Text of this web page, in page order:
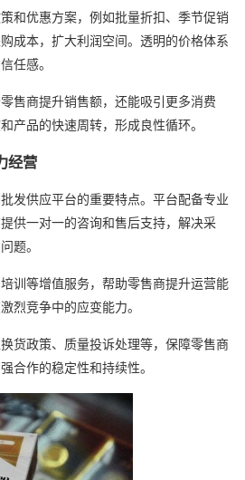
和优惠方案，例如批量折扣、季节促销
成本，扩大利润空间。透明的价格体系
任感。
售商提升销售额，还能吸引更多消费
产品的快速周转，形成良性循环。
经营
发供应平台的重要特点。平台配备专业
供一对一的咨询和售后支持，解决采
题。
训等增值服务，帮助零售商提升运营能
烈竞争中的应变能力。
货政策、质量投诉处理等，保障零售商
合作的稳定性和持续性。